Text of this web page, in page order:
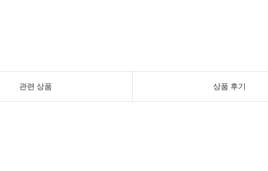
관련 상품 상품 후기